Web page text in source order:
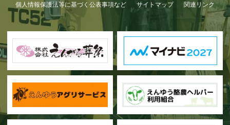
個人情報保護法等に基づく公表事項など サイトマップ 関連リンク